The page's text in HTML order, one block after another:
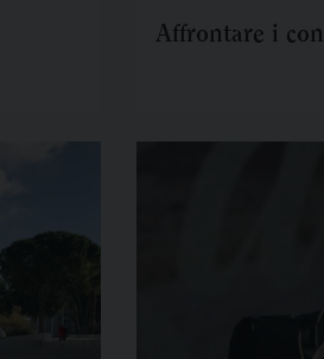
Affrontare i